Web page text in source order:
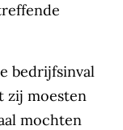
bedrijfsinval
zij moesten
mochten